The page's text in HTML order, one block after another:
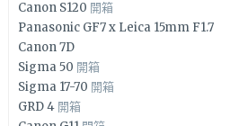
Canon S120 開箱
Panasonic GF7 x Leica 15mm F1.7
Canon 7D
Sigma 50 開箱
Sigma 17-70 開箱
GRD 4 開箱